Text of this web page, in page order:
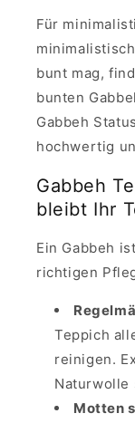
Für
bunt mag,
bunten
Gabbeh
hochwertig
Gabbeh
bleibt Ihr
Ein Gabbeh
richtigen
Teppich
reinigen.
Naturwolle
Motten